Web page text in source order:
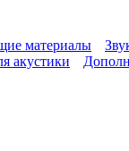
материалы
акустики